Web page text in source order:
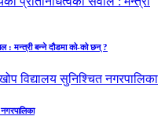
: मन्त्री बन्ने दौडमा को‐को छन् ?